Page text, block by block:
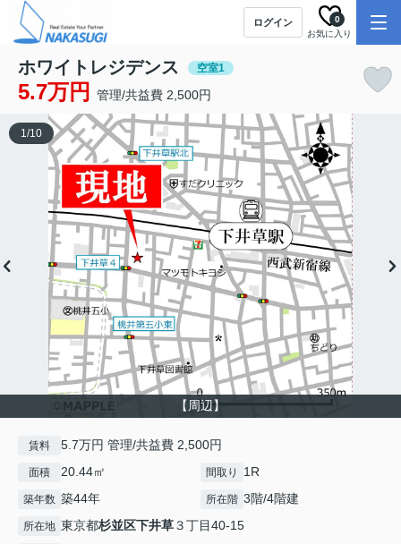
ログイン
お気に入り
0
ホワイトレジデンス 空室1
5.7万円 管理/共益費 2,500円
【周辺】
1/10
賃料 5.7万円 管理/共益費 2,500円
面積 20.44㎡ 間取り 1R
築年数 築44年 所在階 3階/4階建
所在地 東京都杉並区下井草３丁目40-15